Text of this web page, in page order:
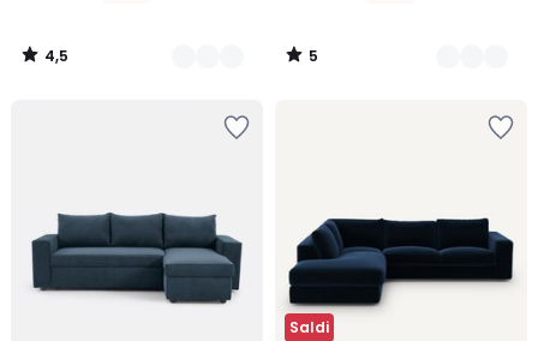
4,5
/
5
/
Saldi